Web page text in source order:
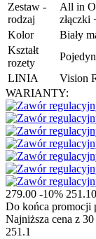
Zestaw -
rodzaj
All in
złączki
Kolor
Biały
Kształt
rozety
LINIA
Vision
WARIANTY:
279.00 -10% 251.10
Do końca promocji
Najniższa cena z
251.1